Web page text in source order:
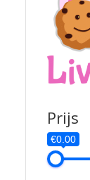
Prijs
€0.00